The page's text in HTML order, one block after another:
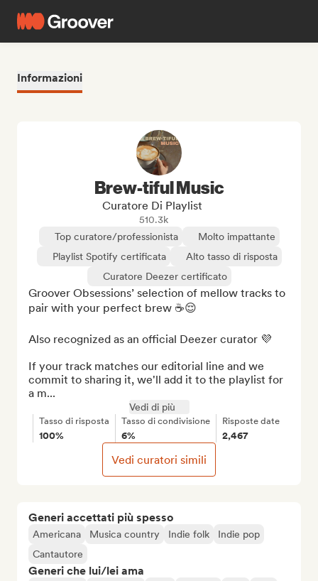
Informazioni
Generi accettati più spesso
Americana Musica country Indie folk
Indie pop
Cantautore
Generi che lui/lei ama
Brew-tiful Music
Curatore Di Playlist
510.3k
Top curatore/professionista
Molto impattante
Playlist Spotify certificata
Alto tasso di risposta
Curatore Deezer certificato
Groover Obsessions’ selection of mellow tracks to
pair with your perfect brew ☕️😌
Also recognized as an official Deezer curator 💜
If your track matches our editorial line and we
commit to sharing it, we'll add it to the playlist for
a m...
Vedi di più
Tasso di risposta
100%
Tasso di condivisione
6%
Risposte date
2,467
Vedi curatori simili